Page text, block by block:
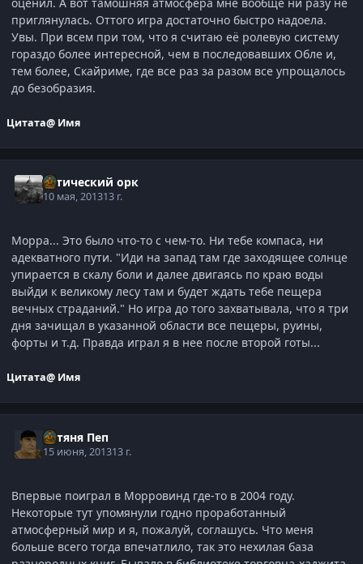
приглянулась. Оттого игра достаточно быстро надоела.
Увы. При всем при том, что я считаю её ролевую систему
гораздо более интересной, чем в последовавших Обле и,
тем более, Скайриме, где все раз за разом все упрощалось
до безобразия.
Цитата@ Имя
Готический орк
10 мая, 201313 г.
Морра... Это было что-то с чем-то. Ни тебе компаса, ни
адекватного пути. "Иди на запад там где заходящее солнце
упирается в скалу боли и далее двигаясь по краю воды
выйди к великому лесу там и будет ждать тебе пещера
вечных страданий." Но игра до того захватывала, что я три
дня зачищал в указанной области все пещеры, руины,
форты и т.д. Правда играл я в нее после второй готы...
Цитата@ Имя
Батяня Пеп
15 июня, 201313 г.
Впервые поиграл в Морровинд где-то в 2004 году.
Некоторые тут упомянули годно проработанный
атмосферный мир и я, пожалуй, соглашусь. Что меня
больше всего тогда впечатлило, так это нехилая база